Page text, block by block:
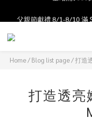
父親節獻禮 8/1-8/10 滿
加入會員送$100
Home/Blog list page/打造
打造透亮